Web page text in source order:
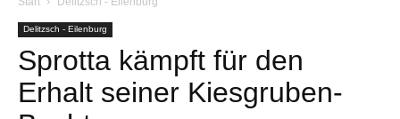
Delitzsch - Eilenburg
Sprotta kämpft für den
Erhalt seiner Kiesgruben-